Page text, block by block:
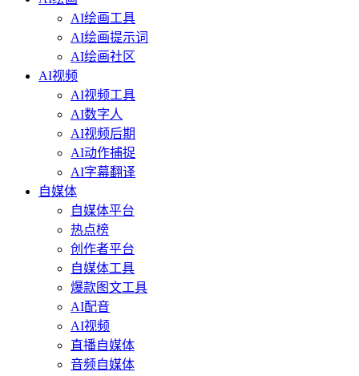
AI绘画工具
AI绘画提示词
AI绘画社区
AI视频
AI视频工具
AI数字人
AI视频后期
AI动作捕捉
AI字幕翻译
自媒体
自媒体平台
热点榜
创作者平台
自媒体工具
爆款图文工具
AI配音
AI视频
直播自媒体
音频自媒体